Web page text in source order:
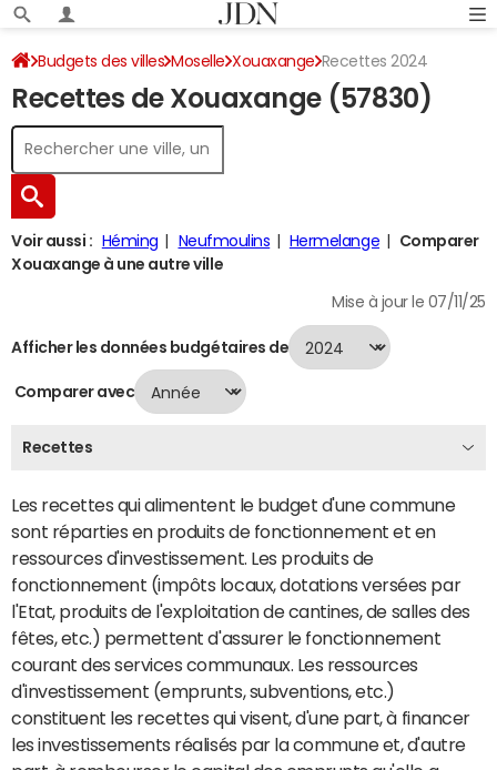
Budgets des villes Moselle Xouaxange Recettes 2024
Recettes de Xouaxange (57830)
Voir aussi : Héming Neufmoulins Hermelange
Comparer
Xouaxange à une autre ville
Mise à jour le 07/11/25
Afficher les données budgétaires de
Comparer avec
Recettes
Les recettes qui alimentent le budget d'une commune
sont réparties en produits de fonctionnement et en
ressources d'investissement. Les produits de
fonctionnement (impôts locaux, dotations versées par
l'Etat, produits de l'exploitation de cantines, de salles des
fêtes, etc.) permettent d'assurer le fonctionnement
courant des services communaux. Les ressources
d'investissement (emprunts, subventions, etc.)
constituent les recettes qui visent, d'une part, à financer
les investissements réalisés par la commune et, d'autre